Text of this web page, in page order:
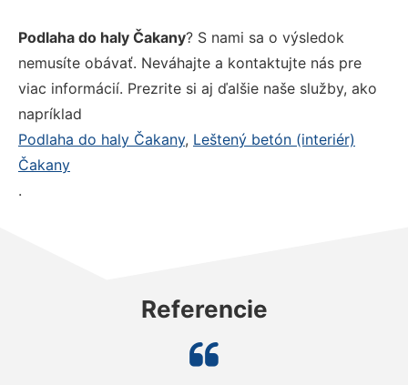
Podlaha do haly Čakany? S nami sa o výsledok
nemusíte obávať. Neváhajte a kontaktujte nás pre
viac informácií. Prezrite si aj ďalšie naše služby, ako
napríklad
Podlaha do haly Čakany, Leštený betón (interiér)
Čakany
.
Referencie